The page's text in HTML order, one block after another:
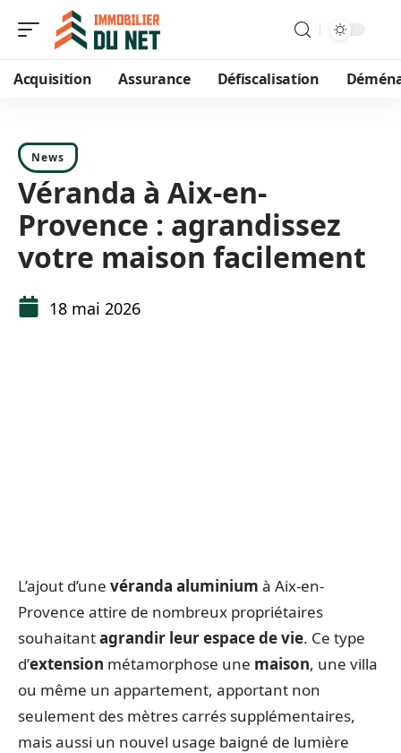
Acquisition Assurance Défiscalisation
News
Véranda à Aix-en-
Provence : agrandissez
votre maison facilement
18 mai 2026
L’ajout d’une véranda aluminium à Aix-en-
Provence attire de nombreux propriétaires
souhaitantagrandir leur espace de vie. Ce type
d’extension métamorphose une maison, une villa
ou même un appartement, apportant non
seulement des mètres carrés supplémentaires,
mais aussi un nouvel usage baigné de lumière